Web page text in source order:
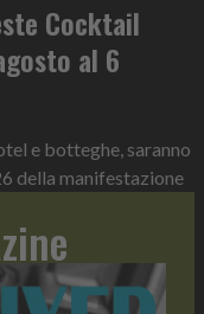
Cocktail
al 6
e botteghe, saranno
della manifestazione